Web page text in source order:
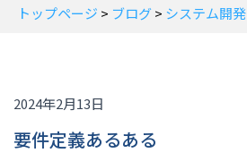
トップページ > ブログ> システム開発
2024年2月13日
要件定義あるある